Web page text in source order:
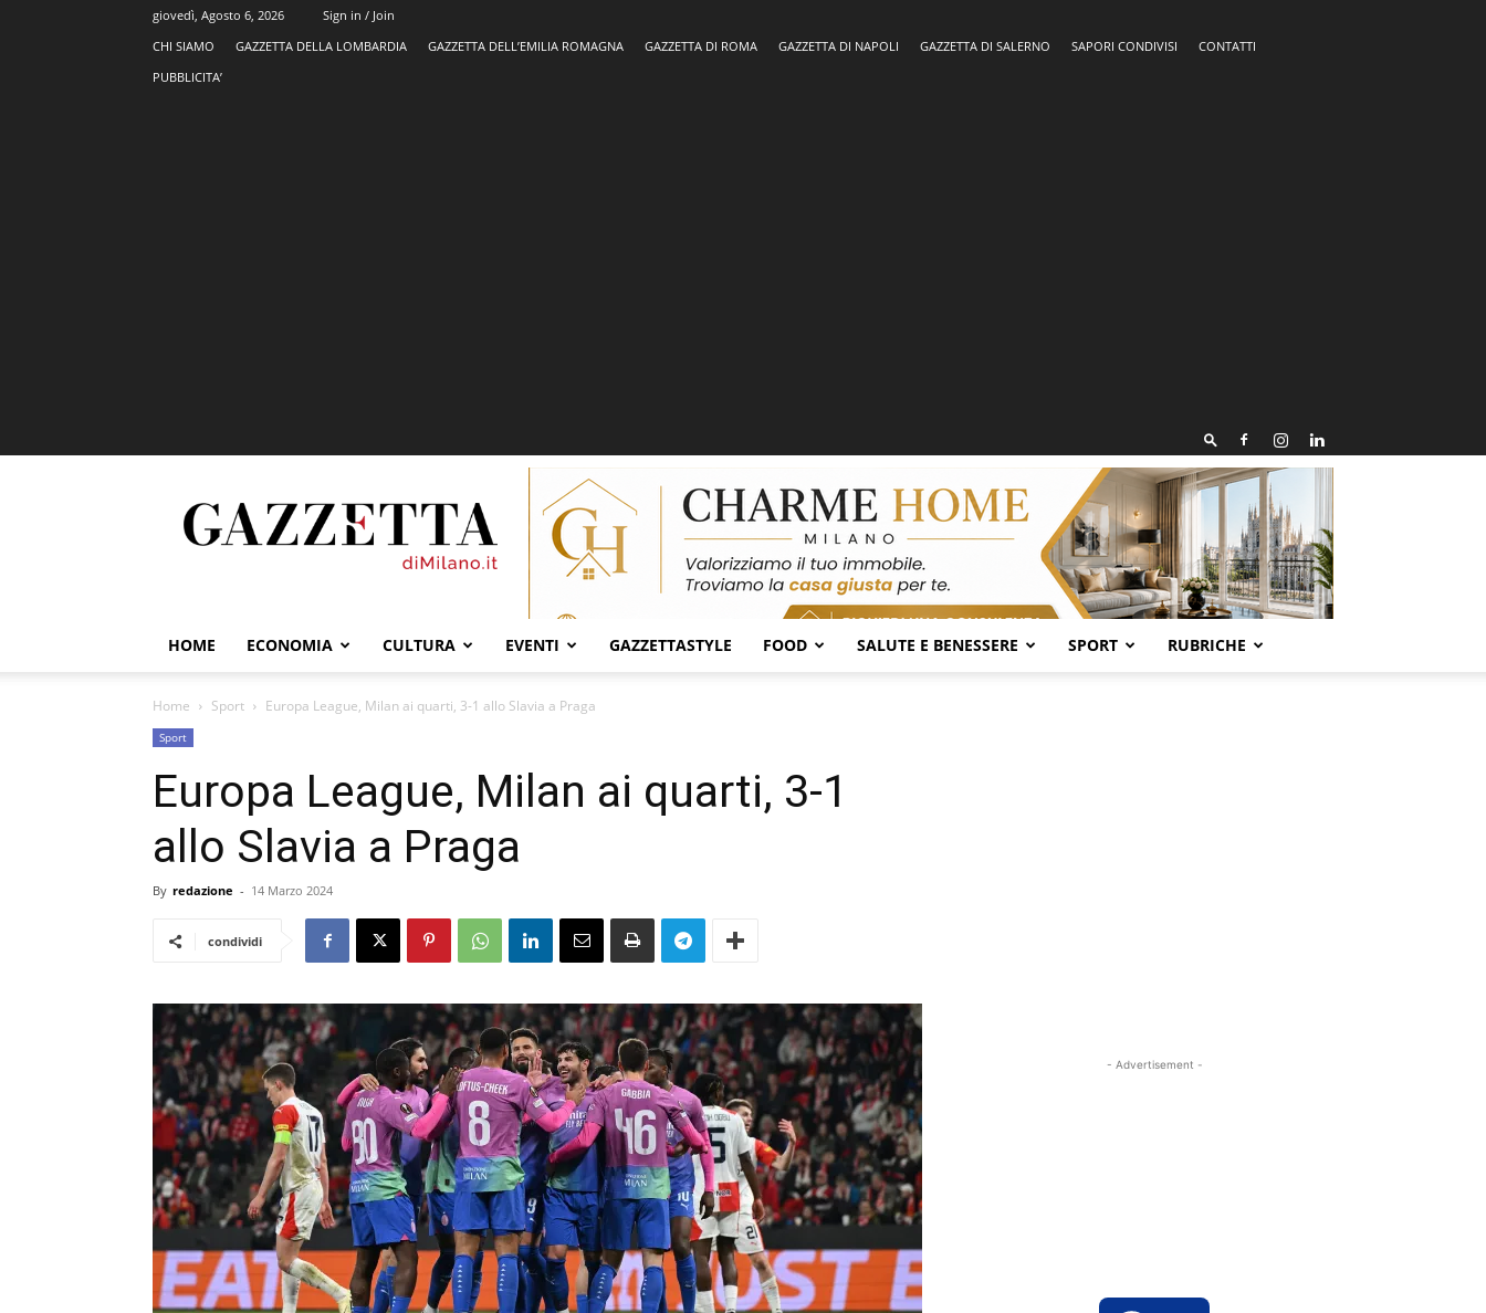
giovedì, Agosto 6, 2026
Sign in / Join
CHI SIAMO
GAZZETTA DELLA LOMBARDIA GAZZETTA DELL’EMILIA ROMAGNA GAZZETTA DI ROMA GAZZETTA DI NAPOLI GAZZETTA DI SALERNO SAPORI CONDIVISI
CONTATTI
PUBBLICITA’
HOME ECONOMIA CULTURA EVENTI GAZZETTASTYLE FOOD SALUTE E BENESSERE SPORT RUBRICHE
Home Sport Europa League, Milan ai quarti, 3-1 allo Slavia a Praga
Sport
Europa League, Milan ai quarti, 3-1
allo Slavia a Praga
By redazione - 14 Marzo 2024
condividi
- Advertisement -